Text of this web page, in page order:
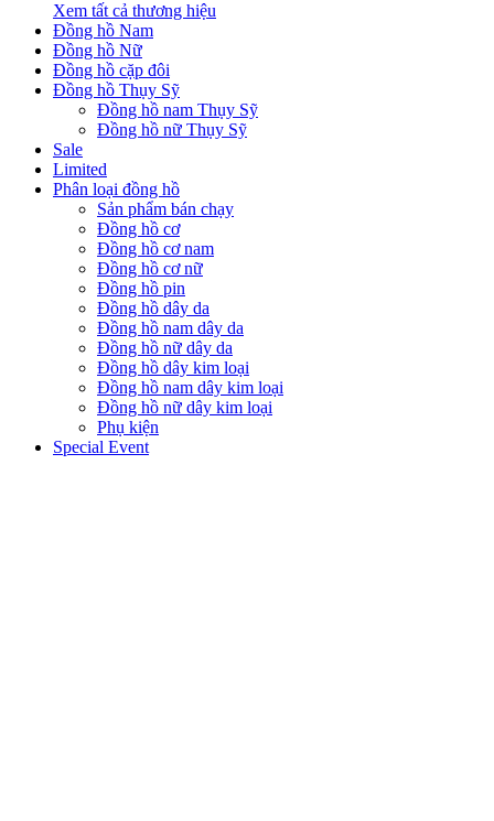
Xem tất cả thương hiệu
Đồng hồ Nam
Đồng hồ Nữ
Đồng hồ cặp đôi
Đồng hồ Thụy Sỹ
Đồng hồ nam Thụy Sỹ
Đồng hồ nữ Thụy Sỹ
Sale
Limited
Phân loại đồng hồ
Sản phẩm bán chạy
Đồng hồ cơ
Đồng hồ cơ nam
Đồng hồ cơ nữ
Đồng hồ pin
Đồng hồ dây da
Đồng hồ nam dây da
Đồng hồ nữ dây da
Đồng hồ dây kim loại
Đồng hồ nam dây kim loại
Đồng hồ nữ dây kim loại
Phụ kiện
Special Event